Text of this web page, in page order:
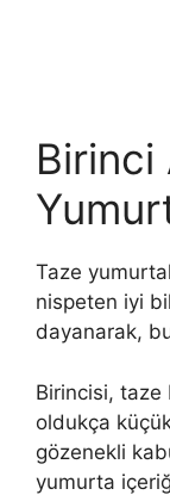
Birinci
Taze
nispeten iyi
dayanarak,
Birincisi,
oldukça
gözenekli
yumurta